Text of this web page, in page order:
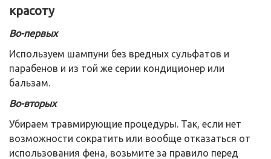
красоту
Во-первых
Используем шампуни без вредных сульфатов и
парабенов и из той же серии кондиционер или
бальзам.
Во-вторых
Убираем травмирующие процедуры. Так, если нет
возможности сократить или вообще отказаться от
использования фена, возьмите за правило перед